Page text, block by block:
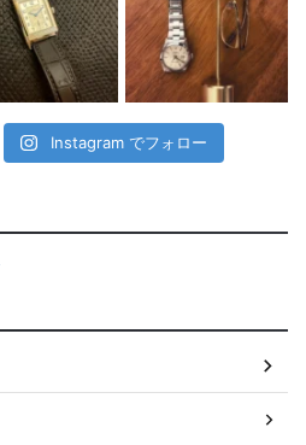
Instagram でフォロー